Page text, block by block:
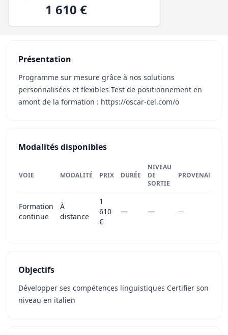
1 610 €
Présentation
Programme sur mesure grâce à nos solutions
personnalisées et flexibles Test de positionnement en
amont de la formation : https://oscar-cel.com/o
Modalités disponibles
VOIE MODALITÉ PRIX DURÉE
NIVEAU
DE
SORTIE
PROVENANCE
Formation
continue
À
distance
1
610
€
— — —
Objectifs
Développer ses compétences linguistiques Certifier son
niveau en italien